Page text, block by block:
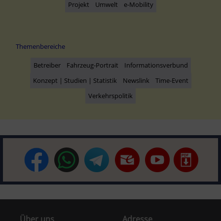
Projekt
Umwelt e-Mobility
Themenbereiche
Betreiber Fahrzeug-Portrait
Informationsverbund
Konzept | Studien | Statistik
Newslink
Time-Event
Verkehrspolitik
Über uns Adresse